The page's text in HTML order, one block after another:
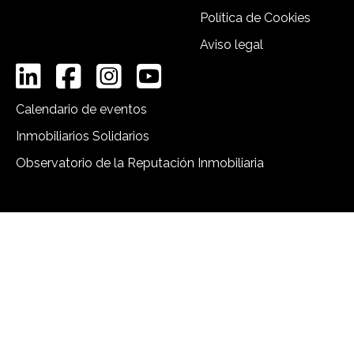
Política de Cookies
Aviso legal
Calendario de eventos
Inmobiliarios Solidarios
Observatorio de la Reputación Inmobiliaria